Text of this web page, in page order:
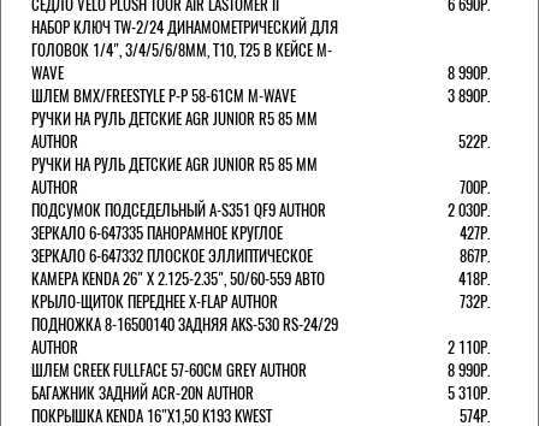
НАБОР КЛЮЧ TW-2/24 ДИНАМОМЕТРИЧЕСКИЙ ДЛЯ
ГОЛОВОК 1/4", 3/4/5/6/8ММ, T10, T25 В КЕЙСЕ M-
WAVE
8 990Р.
ШЛЕМ ВМХ/FREESTYLE Р-Р 58-61СМ M-WAVE
3 890Р.
РУЧКИ НА РУЛЬ ДЕТСКИЕ AGR JUNIOR R5 85 ММ
AUTHOR
522Р.
РУЧКИ НА РУЛЬ ДЕТСКИЕ AGR JUNIOR R5 85 ММ
AUTHOR
700Р.
ПОДСУМОК ПОДСЕДЕЛЬНЫЙ A-S351 QF9 AUTHOR
2 030Р.
ЗЕРКАЛО 6-647335 ПАНОРАМНОЕ КРУГЛОЕ
427Р.
ЗЕРКАЛО 6-647332 ПЛОСКОЕ ЭЛЛИПТИЧЕСКОЕ
867Р.
КАМЕРА KENDA 26" Х 2.125-2.35", 50/60-559 АВТО
418Р.
КРЫЛО-ЩИТОК ПЕРЕДНЕЕ X-FLAP AUTHOR
732Р.
ПОДНОЖКА 8-16500140 ЗАДНЯЯ AKS-530 RS-24/29
AUTHOR
2 110Р.
ШЛЕМ CREEK FULLFACE 57-60СМ GREY AUTHOR
8 990Р.
БАГАЖНИК ЗАДНИЙ ACR-20N AUTHOR
5 310Р.
ПОКРЫШКА KENDA 16"Х1,50 K193 KWEST
574Р.